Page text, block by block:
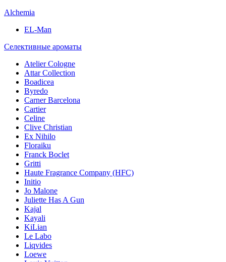
Alchemia
EL-Man
Селективные ароматы
Atelier Cologne
Attar Collection
Boadicea
Byredo
Carner Barcelona
Cartier
Celine
Clive Christian
Ex Nihilo
Floraiku
Franck Boclet
Gritti
Haute Fragrance Company (HFC)
Initio
Jo Malone
Juliette Has A Gun
Kajal
Kayali
KiLian
Le Labo
Liqvides
Loewe